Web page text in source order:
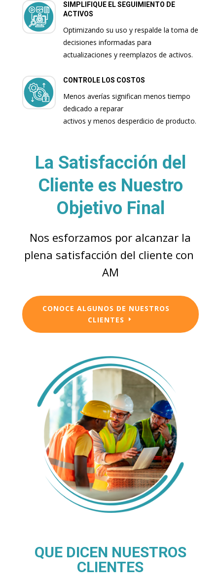
SIMPLIFIQUE EL SEGUIMIENTO DE
ACTIVOS
Optimizando su uso y respalde la toma de
decisiones informadas para
actualizaciones y reemplazos de activos.
CONTROLE LOS COSTOS
Menos averías significan menos tiempo
dedicado a reparar
activos y menos desperdicio de producto.
La Satisfacción del
Cliente es Nuestro
Objetivo Final
Nos esforzamos por alcanzar la
plena satisfacción del cliente con
AM
CONOCE ALGUNOS DE NUESTROS
CLIENTES
QUE DICEN NUESTROS
CLIENTES